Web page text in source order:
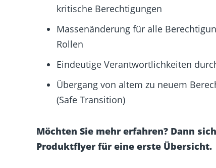
kritische Berechtigungen
Massenänderung für alle
Rollen
Eindeutige Verantwortlichkeiten
Übergang von altem zu neuem
(Safe Transition)
Möchten Sie mehr erfahren? Dann
Produktflyer für eine erste Übersicht.